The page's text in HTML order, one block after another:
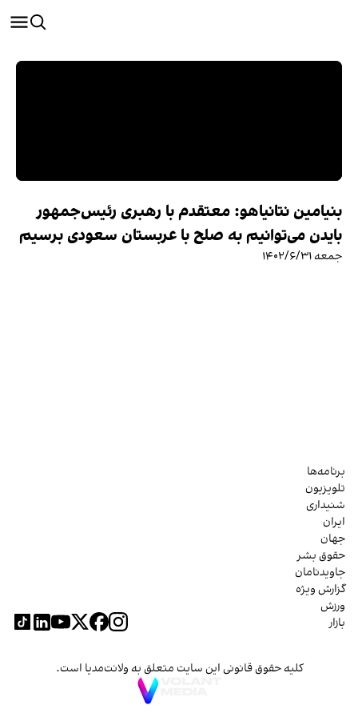
بنیامین نتانیاهو: معتقدم با رهبری رئیس‌جمهور
بایدن می‌توانیم به صلح با عربستان سعودی برسیم
جمعه ۱۴۰۲/۶/۳۱
برنامه‌ها
تلویزیون
شنیداری
ایران
جهان
حقوق بشر
جاویدنامان
گزارش ویژه
ورزش
بازار
کلیه حقوق قانونی این سایت متعلق به ولانت‌مدیا است.